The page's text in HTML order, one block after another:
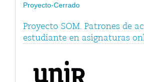
Proyecto-Cerrado
Proyecto SOM. Patrones de
estudiante en asignaturas